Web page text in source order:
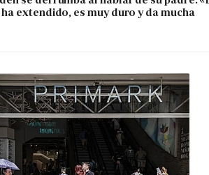
extendido, es muy duro y da mucha